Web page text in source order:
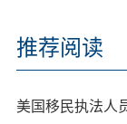
推荐阅读
美国移民执法人